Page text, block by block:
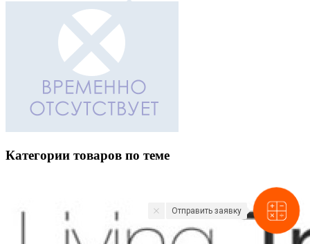
Категории товаров по теме
Отправить заявку